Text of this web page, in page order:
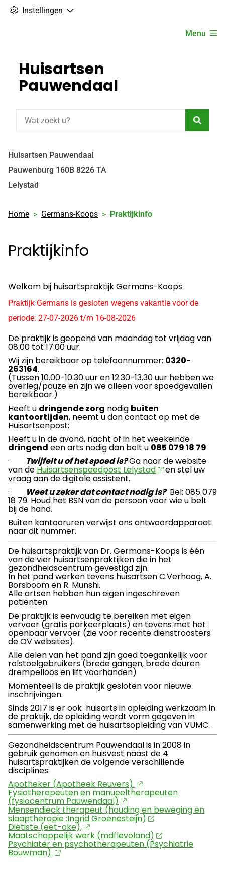
Instellingen
Menu
Huisartsen
Pauwendaal
Huisartsen Pauwendaal
Pauwenburg 160B 8226 TA
Lelystad
Home Germans-Koops Praktijkinfo
Praktijkinfo
Welkom bij huisartspraktijk Germans-Koops
Praktijk Germans is gesloten wegens vakantie voor de
periode: 27-07-2026 t/m 16-08-2026
De praktijk is geopend van maandag tot vrijdag van
08:00 tot 17:00 uur.
Wij zijn bereikbaar op telefoonnummer: 0320-
263164.
(Tussen 10.00-10.30 uur en 12.30-13.30 uur hebben we
overleg/pauze en zijn we alleen voor spoedgevallen
bereikbaar.)
Heeft u dringende zorg nodig buiten
kantoortijden, neemt u dan contact op met de
Huisartsenpost:
Heeft u in de avond, nacht of in het weekeinde
dringend een arts nodig dan belt u 085 079 18 79
· Twijfelt u of het spoed is?Ga naar de website
van de Huisartsenspoedpost Lelystad en stel uw
vraag aan de digitale assistent.
·
Weet u zeker dat contact nodig is? Bel: 085 079
18 79. Houd het BSN van de persoon voor wie u belt
bij de hand.
Buiten kantooruren verwijst ons antwoordapparaat
naar dit nummer.
De huisartspraktijk van Dr. Germans-Koops is één
van de vier huisartsenpraktijken die in het
gezondheidscentrum gevestigd zijn.
In het pand werken tevens huisartsen C.Verhoog, A.
Borsboom en R. Munshi.
Alle artsen hebben hun eigen ingeschreven
patiënten.
De praktijk is eenvoudig te bereiken met eigen
vervoer (gratis parkeerplaats) en tevens met het
openbaar vervoer (zie voor recente dienstroosters
de OV websites).
Alle delen van het pand zijn goed toegankelijk voor
rolstoelgebruikers (brede gangen, brede deuren
drempelloos en lift voorhanden)
Momenteel is de praktijk gesloten voor nieuwe
inschrijvingen.
Sinds 2017 is er ook huisarts in opleiding werkzaam in
de praktijk, de opleiding wordt vorm gegeven in
samenwerking met de huisartsopleiding van VUMC.
Gezondheidscentrum Pauwendaal is in 2008 in
gebruik genomen en huisvest naast de 4
huisartspraktijken de volgende verschillende
disciplines:
Apotheker (Apotheek Reuvers).
Fysiotherapeuten en manueeltherapeuten
(fysiocentrum Pauwendaal)
Mensendieck therapeut (houding en beweging en
slaaptherapie :Ingrid Groenesteijn)
Diëtiste (eet-oke),
Maatschappelijk werk (mdflevoland)
Psychiater en psychotherapeuten (Psychiatrie
Bouwman).